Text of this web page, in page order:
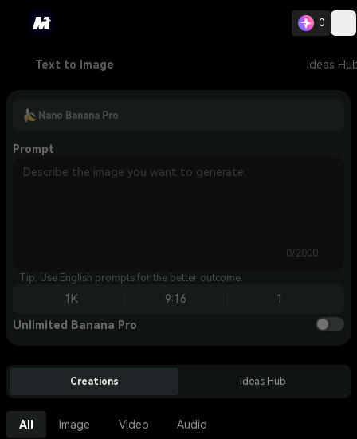
0
Text to Image Ideas
Nano Banana Pro
Prompt
0/2000
Tip: Use English prompts for the better outcome.
1K 9:16 1
Unlimited Banana Pro
Creations Ideas Hub
All Image Video Audio